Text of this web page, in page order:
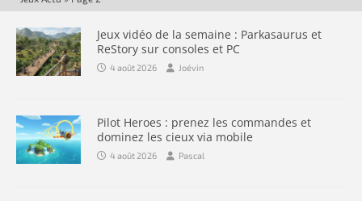
Jeux vidéo de la semaine : Parkasaurus et
ReStory sur consoles et PC
4 août 2026 Joévin
Pilot Heroes : prenez les commandes et
dominez les cieux via mobile
4 août 2026 Pascal